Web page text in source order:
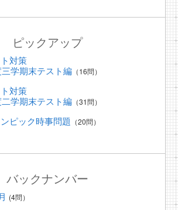
ピックアップ
対策
学期末テスト編（16問）
対策
学期末テスト編（31問）
ピック時事問題 （20問）
バックナンバー
(4問）